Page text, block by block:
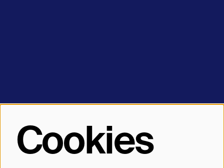
Theater Bellevue
Cookies